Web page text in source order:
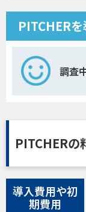
PITCHER
調査
PITCHERの
導入費用や初
期費用